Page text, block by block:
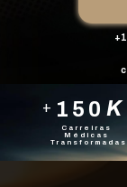
+ K
150
Carreiras
Médicas
Transformadas